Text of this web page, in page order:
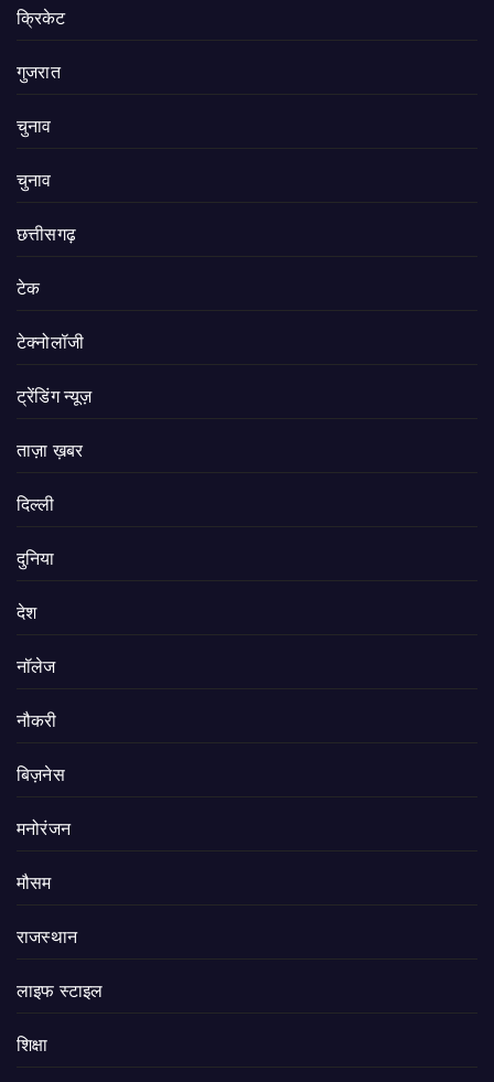
क्रिकेट
गुजरात
चुनाव
चुनाव
छत्तीसगढ़
टेक
टेक्नोलॉजी
ट्रेंडिंग न्यूज़
ताज़ा ख़बर
दिल्ली
दुनिया
देश
नॉलेज
नौकरी
बिज़नेस
मनोरंजन
मौसम
राजस्थान
लाइफ स्टाइल
शिक्षा